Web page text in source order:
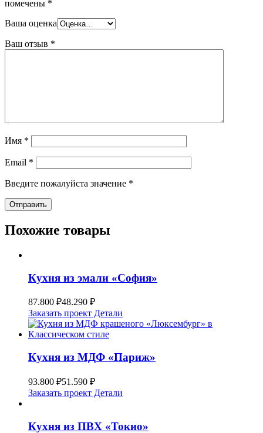
помечены *
Ваша оценка
Ваш отзыв *
Имя *
Email *
Введите пожалуйста значение *
Похожие товары
Кухня из эмали «София»
87.800 ₽48.290 ₽
Заказать проект Детали
Кухня из МДФ «Париж»
93.800 ₽51.590 ₽
Заказать проект Детали
Кухня из ПВХ «Токио»